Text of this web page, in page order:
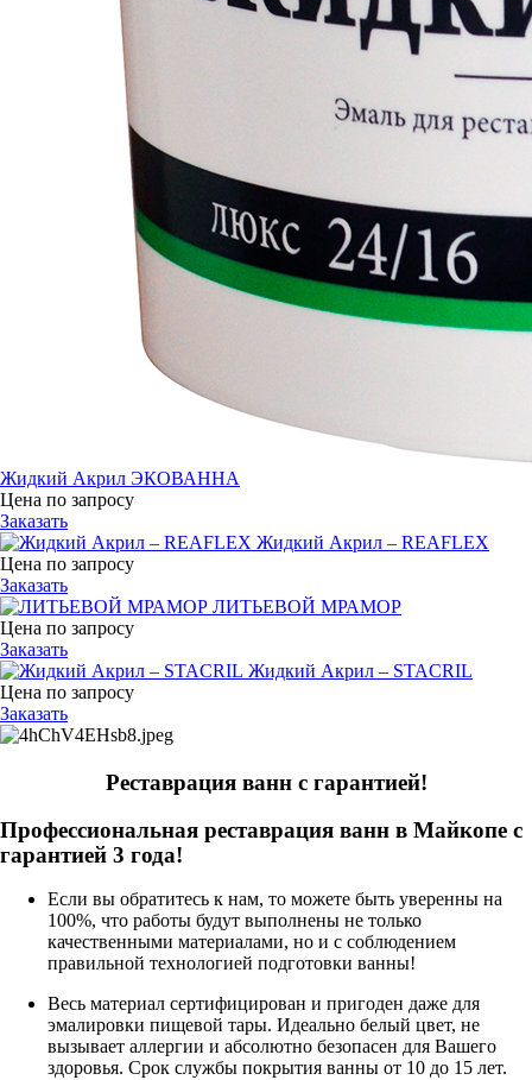
Жидкий Акрил ЭКОВАННА
Цена по запросу
Заказать
Жидкий Акрил – REAFLEX
Цена по запросу
Заказать
ЛИТЬЕВОЙ МРАМОР
Цена по запросу
Заказать
Жидкий Акрил – STACRIL
Цена по запросу
Заказать
Реставрация ванн с гарантией!
Профессиональная реставрация ванн в Майкопе с
гарантией 3 года!
Если вы обратитесь к нам, то можете быть уверенны на
100%, что работы будут выполнены не только
качественными материалами, но и с соблюдением
правильной технологией подготовки ванны!
Весь материал сертифицирован и пригоден даже для
эмалировки пищевой тары. Идеально белый цвет, не
вызывает аллергии и абсолютно безопасен для Вашего
здоровья. Срок службы покрытия ванны от 10 до 15 лет.